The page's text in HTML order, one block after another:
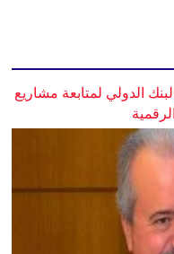
الدولي لمتابعة مشاريع